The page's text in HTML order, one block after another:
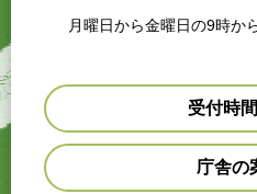
月曜日から金曜日の9時か
受付時
庁舎の